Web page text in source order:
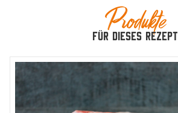
Produkte
für dieses Rezept